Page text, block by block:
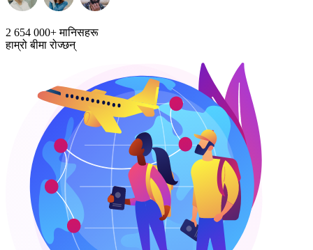
2 654 000+मानिसहरू
हाम्रो बीमा रोज्छन्